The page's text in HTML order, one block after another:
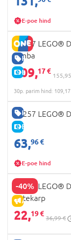
E-poe hind
HEA HIND
E-HIND
43247 LEGO®
Simba
109,17 €
30p. parim hind:
HEA HIND
E-HIND
43257 LEGO®
63,96 €
E-poe hind
-40%
ALLAHINDLUS
43239 LEGO®
ehtekarp
22,19 €
36,99 €